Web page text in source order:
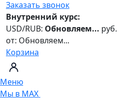
Заказать звонок
Внутренний курс:
USD/RUB: Обновляем... руб.
от: Обновляем...
Корзина
Меню
Мы в MAX